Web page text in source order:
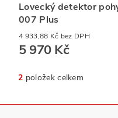
Lovecký detektor
007 Plus
4 933,88 Kč bez DPH
5 970 Kč
2 položek celkem